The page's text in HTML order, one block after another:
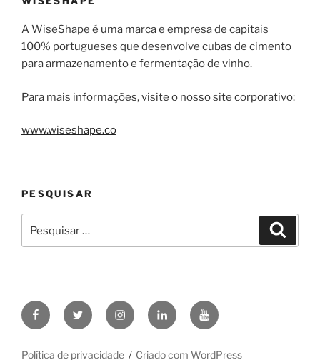
A WiseShape é uma marca e empresa de capitais
100% portugueses que desenvolve cubas de cimento
para armazenamento e fermentação de vinho.
Para mais informações, visite o nosso site corporativo:
www.wiseshape.co
PESQUISAR
por:
WiseShape
no
WiseShape
no
WiseShape
no
WiseShape
no
WiseShape
no
Política de privacidade Criado com WordPress